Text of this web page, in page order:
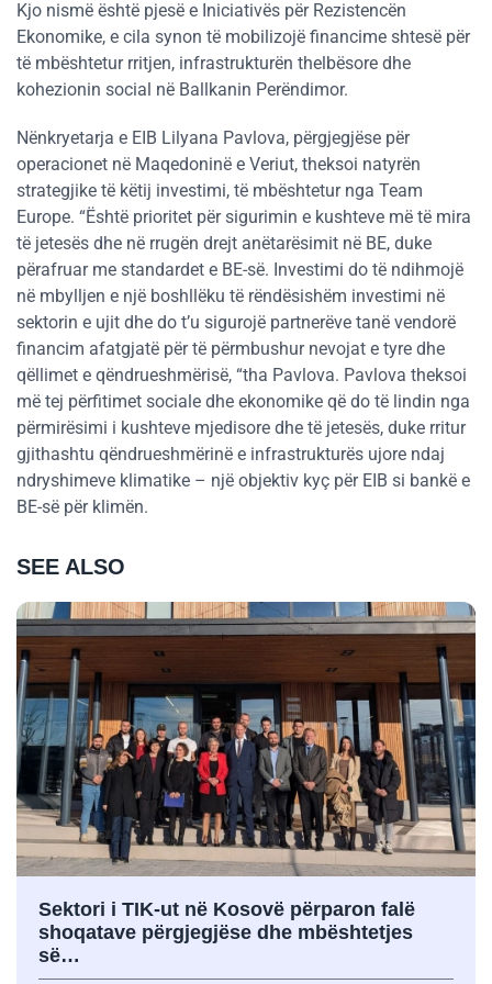
Kjo nismë është pjesë e Iniciativës për Rezistencën
Ekonomike, e cila synon të mobilizojë financime shtesë për
të mbështetur rritjen, infrastrukturën thelbësore dhe
kohezionin social në Ballkanin Perëndimor.
Nënkryetarja e EIB Lilyana Pavlova, përgjegjëse për
operacionet në Maqedoninë e Veriut, theksoi natyrën
strategjike të këtij investimi, të mbështetur nga Team
Europe. “Është prioritet për sigurimin e kushteve më të mira
të jetesës dhe në rrugën drejt anëtarësimit në BE, duke
përafruar me standardet e BE-së. Investimi do të ndihmojë
në mbylljen e një boshllëku të rëndësishëm investimi në
sektorin e ujit dhe do t’u sigurojë partnerëve tanë vendorë
financim afatgjatë për të përmbushur nevojat e tyre dhe
qëllimet e qëndrueshmërisë, “tha Pavlova. Pavlova theksoi
më tej përfitimet sociale dhe ekonomike që do të lindin nga
përmirësimi i kushteve mjedisore dhe të jetesës, duke rritur
gjithashtu qëndrueshmërinë e infrastrukturës ujore ndaj
ndryshimeve klimatike – një objektiv kyç për EIB si bankë e
BE-së për klimën.
SEE ALSO
Sektori i TIK-ut në Kosovë përparon falë
shoqatave përgjegjëse dhe mbështetjes
së…